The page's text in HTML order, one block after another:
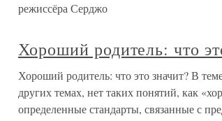
режиссёра Серджо
Хороший родитель: что
Хороший родитель: что это значит? В
других темах, нет таких понятий, как
определенные стандарты, связанные с